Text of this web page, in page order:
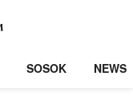
SOSOK NEWS